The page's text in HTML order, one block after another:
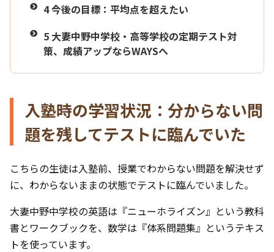
4今後の目標：平均点を超えたい
5 大妻中野中学校・高等学校の定期テスト対
策、成績アップならWAYSへ
入塾時の学習状況：分からない問
題を残してテストに臨んでいた
こちらの生徒は入塾前、授業でわからない問題を解決せず
に、わからないままの状態でテストに臨んでいました。
大妻中野中学校の英語は『ニューホライズン』という教科
書とワークブックを、数学は『体系問題集』というテキス
トを使っています。